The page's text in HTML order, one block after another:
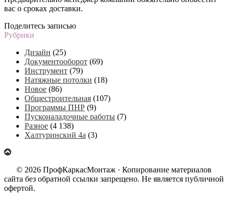
вас о сроках доставки.
Поделитесь записью
Рубрики
Дизайн (25)
Документооборот (69)
Инструмент (79)
Натяжные потолки (18)
Новое (86)
Общестроительная (107)
Программы ПНР (9)
Пусконаладочные работы (7)
Разное (4 138)
Халтуринский 4а (3)
© 2026 ПрофКаркасМонтаж · Копирование материалов
сайта без обратной ссылки запрещено. Не является публичной
офертой.